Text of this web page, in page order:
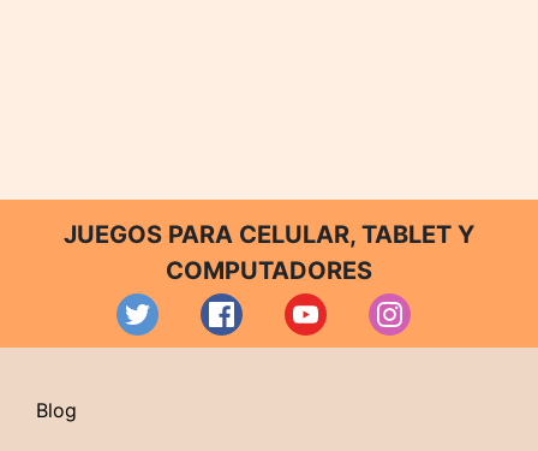
JUEGOS PARA CELULAR, TABLET Y
COMPUTADORES
Blog